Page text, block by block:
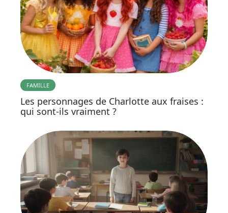
FAMILLE
Les personnages de Charlotte aux fraises :
qui sont-ils vraiment ?